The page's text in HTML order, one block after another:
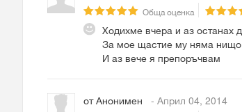
Обща оценка
Ходихме вчера и аз останах
За мое щастие му няма нищо
И аз вече я препоръчвам
отАнонимен - Април 04, 2014